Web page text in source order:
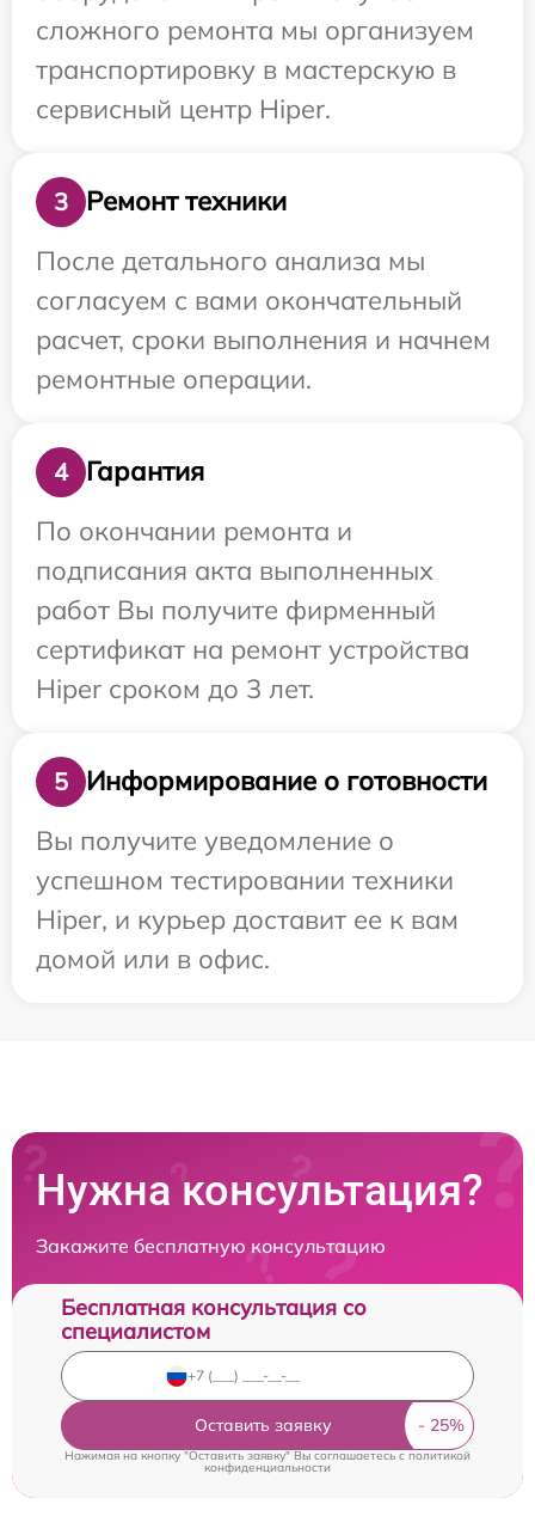
сложного ремонта мы организуем
транспортировку в мастерскую в
сервисный центр Hiper.
3
Ремонт техники
После детального анализа мы
согласуем с вами окончательный
расчет, сроки выполнения и начнем
ремонтные операции.
4
Гарантия
По окончании ремонта и
подписания акта выполненных
работ Вы получите фирменный
сертификат на ремонт устройства
Hiper сроком до 3 лет.
5
Информирование о готовности
Вы получите уведомление о
успешном тестировании техники
Hiper, и курьер доставит ее к вам
домой или в офис.
Нужна консультация?
Закажите бесплатную консультацию
Бесплатная консультация со
специалистом
Оставить заявку
Нажимая на кнопку "Оставить заявку" Вы соглашаетесь cполитикой
конфиденциальности